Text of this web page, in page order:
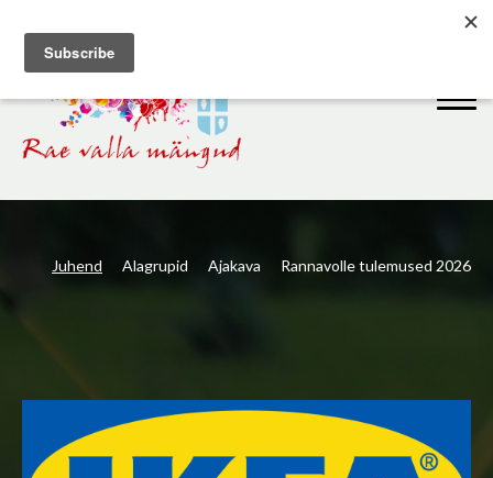
Juhend Alagrupid Ajakava Rannavolle tulemused 2026